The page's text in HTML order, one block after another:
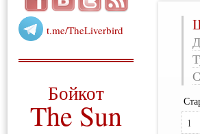
t.me/TheLiverbird
Бойкот
The Sun
1